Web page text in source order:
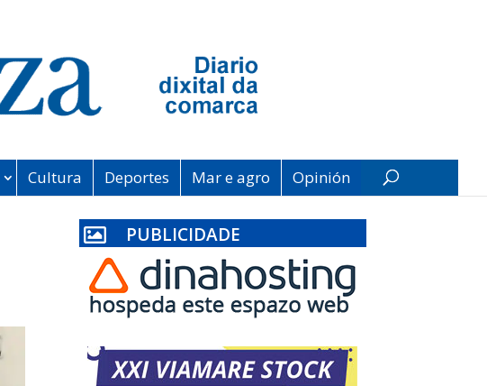
Cultura Deportes Mar e agro Opinión
 PUBLICIDADE